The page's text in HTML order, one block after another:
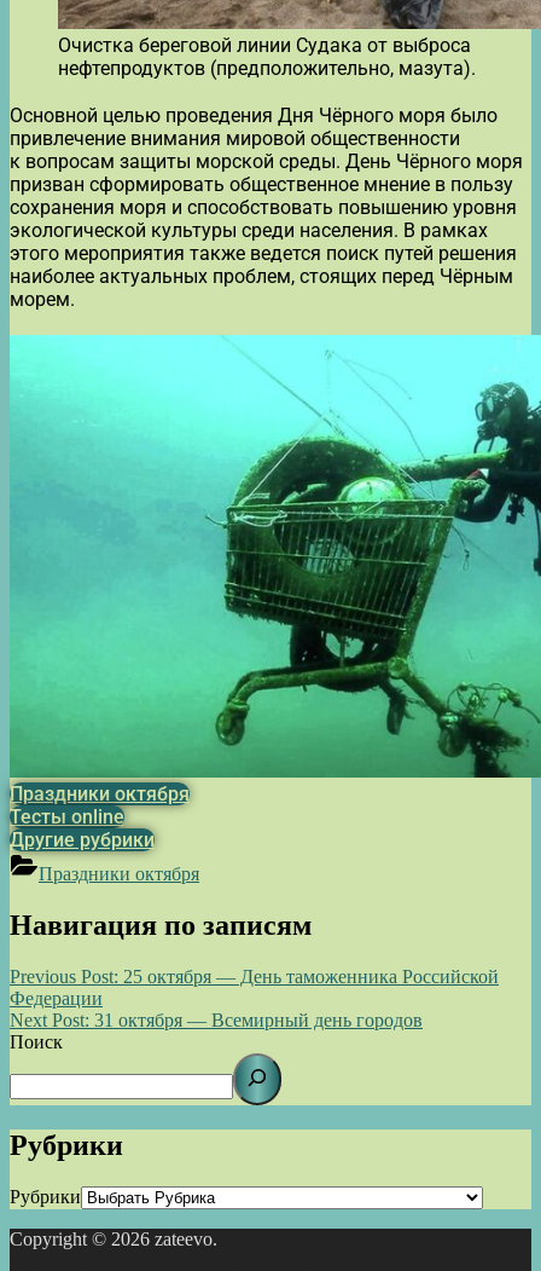
Очистка береговой линии Судака от выброса
нефтепродуктов (предположительно, мазута).
Основной целью проведения Дня Чёрного моря было
привлечение внимания мировой общественности
к вопросам защиты морской среды. День Чёрного моря
призван сформировать общественное мнение в пользу
сохранения моря и способствовать повышению уровня
экологической культуры среди населения. В рамках
этого мероприятия также ведется поиск путей решения
наиболее актуальных проблем, стоящих перед Чёрным
морем.
Праздники октября
Тесты online
Другие рубрики
Праздники октября
Навигация по записям
Previous Post: 25 октября — День таможенника Российской
Федерации
Next Post: 31 октября — Всемирный день городов
Поиск
Рубрики
Рубрики
Copyright © 2026 zateevo.